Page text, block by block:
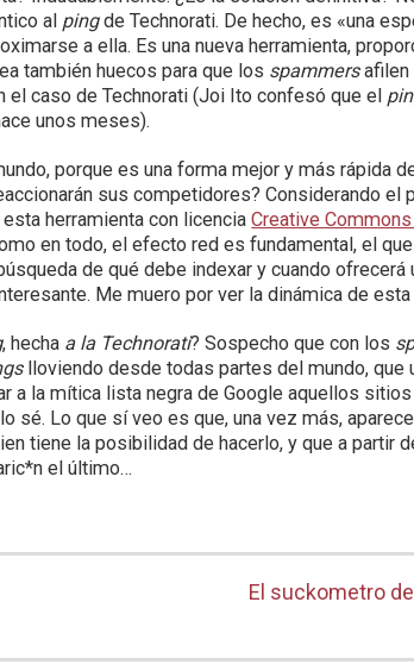
al pingde Technorati. De hecho, es «una
a ella. Es una nueva herramienta,
también huecos para que los spammersafilen
el caso de Technorati (Joi Ito confesó que el
unos meses).
porque es una forma mejor y más rápida
sus competidores? Considerando el
herramienta con licenciaCreative
en todo, el efecto red es fundamental, el
de qué debe indexar y cuando ofrecerá
Me muero por ver la dinámica de
, hecha a la Technorati? Sospecho que con los
lloviendo desde todas partes del mundo, que
a la mítica lista negra de Google aquellos
sé. Lo que sí veo es que, una vez más,
tiene la posibilidad de hacerlo, y que a partir
el último…
El suckometro